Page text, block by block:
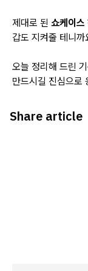
제대로 된 쇼케이스
갑도 지켜줄 테니까
오늘 정리해 드린
만드시길 진심으로
Share article